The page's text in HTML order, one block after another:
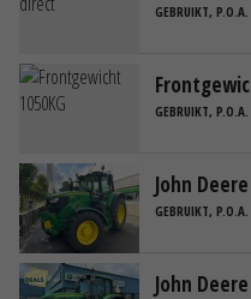
GEBRUIKT, P.O.A.
GEBRUIKT, P.O.A.
John
GEBRUIKT, P.O.A.
John